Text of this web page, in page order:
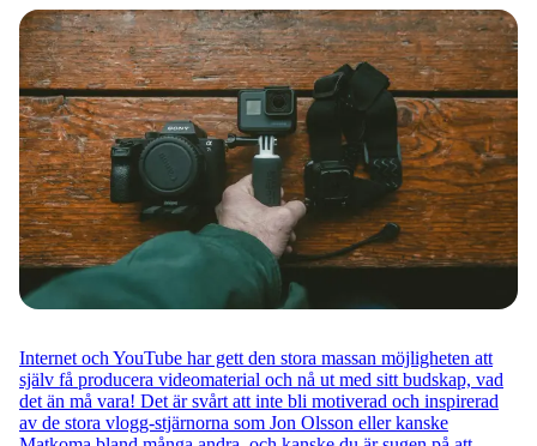
Internet och YouTube har gett den stora massan möjligheten att
själv få producera videomaterial och nå ut med sitt budskap, vad
det än må vara! Det är svårt att inte bli motiverad och inspirerad
av de stora vlogg-stjärnorna som Jon Olsson eller kanske